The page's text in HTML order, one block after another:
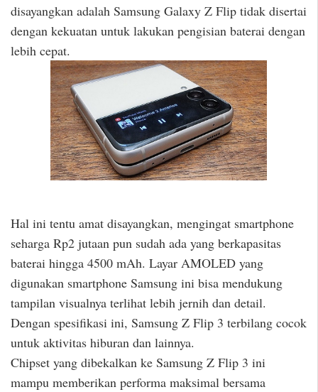
disayangkan adalah Samsung Galaxy Z Flip tidak disertai
dengan kekuatan untuk lakukan pengisian baterai dengan
lebih cepat.
Hal ini tentu amat disayangkan, mengingat smartphone
seharga Rp2 jutaan pun sudah ada yang berkapasitas
baterai hingga 4500 mAh. Layar AMOLED yang
digunakan smartphone Samsung ini bisa mendukung
tampilan visualnya terlihat lebih jernih dan detail.
Dengan spesifikasi ini, Samsung Z Flip 3 terbilang cocok
untuk aktivitas hiburan dan lainnya.
Chipset yang dibekalkan ke Samsung Z Flip 3 ini
mampu memberikan performa maksimal bersama